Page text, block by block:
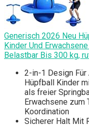
Generisch 2026 Neu
Kinder Und
Belastbar Bis 300 kg,
2-in-1 Design Für
Hüpfball Kinder
als freier
Erwachsene zum
Koordination
Sicherer Halt Mit